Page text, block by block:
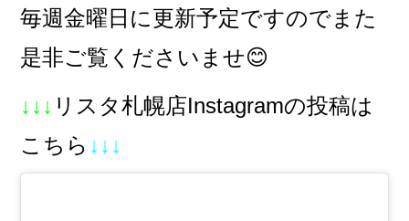
毎週金曜日に更新予定ですのでまた
是非ご覧くださいませ😊
↓↓↓ リスタ札幌店Instagramの投稿は
こちら ↓↓↓